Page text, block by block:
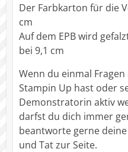
Der Farbkarton für die
cm
Auf dem EPB wird
bei 9,1 cm
Wenn du einmal
Stampin Up hast oder
Demonstratorin aktiv
darfst du dich immer
beantworte gerne
und Tat zur Seite.